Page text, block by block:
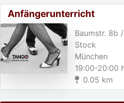
Anfängerunterricht
Baumstr. 8b
Stock
München
19:00-20:00
0.05 km